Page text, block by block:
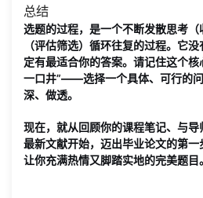
总结
选题的过程，是一个不断发散思考
（评估筛选）循环往复的过程。它
定有最适合你的答案。请记住这个核
一口井”——选择一个具体、可行的
深、做透。
现在，就从回顾你的课程笔记、与
最新文献开始，迈出毕业论文的第
让你充满热情又脚踏实地的完美题目。